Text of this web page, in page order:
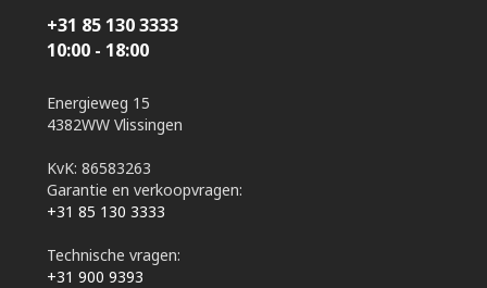
+31 85 130 3333
10:00 - 18:00
Energieweg 15
4382WW Vlissingen
KvK: 86583263
Garantie en verkoopvragen:
+31 85 130 3333
Technische vragen:
+31 900 9393